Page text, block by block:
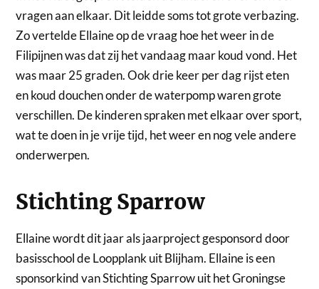
vragen aan elkaar. Dit leidde soms tot grote verbazing.
Zo vertelde Ellaine op de vraag hoe het weer in de
Filipijnen was dat zij het vandaag maar koud vond. Het
was maar 25 graden. Ook drie keer per dag rijst eten
en koud douchen onder de waterpomp waren grote
verschillen. De kinderen spraken met elkaar over sport,
wat te doen in je vrije tijd, het weer en nog vele andere
onderwerpen.
Stichting Sparrow
Ellaine wordt dit jaar als jaarproject gesponsord door
basisschool de Loopplank uit Blijham. Ellaine is een
sponsorkind van Stichting Sparrow uit het Groningse